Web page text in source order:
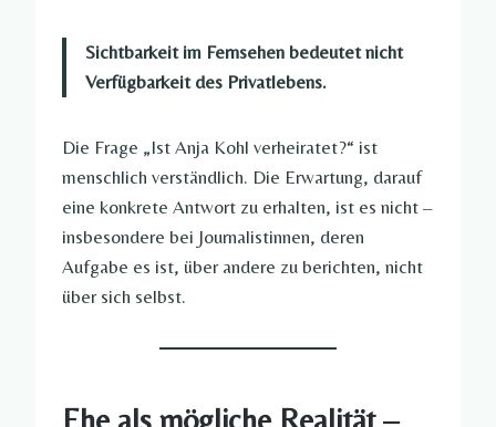
Sichtbarkeit im Fernsehen bedeutet nicht
Verfügbarkeit des Privatlebens.
Die Frage „Ist Anja Kohl verheiratet?“ ist
menschlich verständlich. Die Erwartung, darauf
eine konkrete Antwort zu erhalten, ist es nicht –
insbesondere bei Journalistinnen, deren
Aufgabe es ist, über andere zu berichten, nicht
über sich selbst.
Ehe als mögliche Realität –